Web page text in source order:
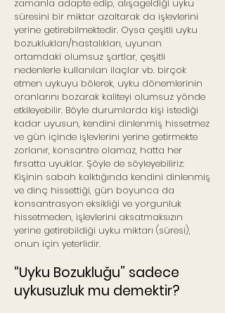
zamanla adapte edip, alışageldiği uyku
süresini bir miktar azaltarak da işlevlerini
yerine getirebilmektedir. Oysa çeşitli uyku
bozuklukları/hastalıkları, uyunan
ortamdaki olumsuz şartlar, çeşitli
nedenlerle kullanılan ilaçlar vb. birçok
etmen uykuyu bölerek, uyku dönemlerinin
oranlarını bozarak kaliteyi olumsuz yönde
etkileyebilir. Böyle durumlarda kişi istediği
kadar uyusun, kendini dinlenmiş hissetmez
ve gün içinde işlevlerini yerine getirmekte
zorlanır, konsantre olamaz, hatta her
fırsatta uyuklar. Şöyle de söyleyebiliriz:
Kişinin sabah kalktığında kendini dinlenmiş
ve dinç hissettiği, gün boyunca da
konsantrasyon eksikliği ve yorgunluk
hissetmeden, işlevlerini aksatmaksızın
yerine getirebildiği uyku miktarı (süresi),
onun için yeterlidir.
“Uyku Bozukluğu” sadece
uykusuzluk mu demektir?